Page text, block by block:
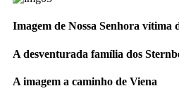
Imagem de Nossa Senhora vítima
A desventurada família dos
A imagem a caminho de Viena